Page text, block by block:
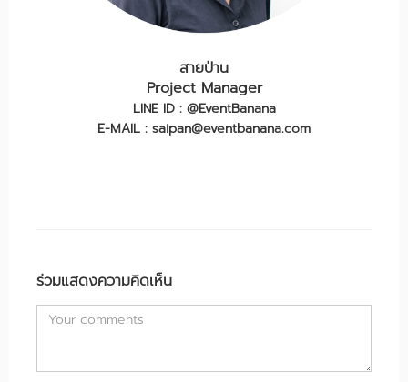
สายป่าน
Project Manager
LINE ID : @EventBanana
E-MAIL : saipan@eventbanana.com
ร่วมแสดงความคิดเห็น